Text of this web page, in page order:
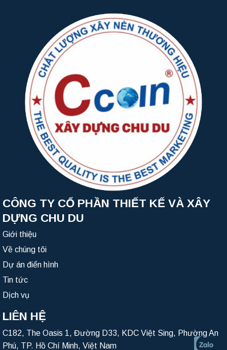
CÔNG TY CỔ PHẦN THIẾT KẾ VÀ XÂY
DỰNG CHU DU
Giới thiệu
Về chúng tôi
Dự án điển hình
Tin tức
Dịch vụ
LIÊN HỆ
C182, The Oasis 1, Đường D33, KDC Việt Sing, Phường An
Phú, TP. Hồ Chí Minh, Việt Nam